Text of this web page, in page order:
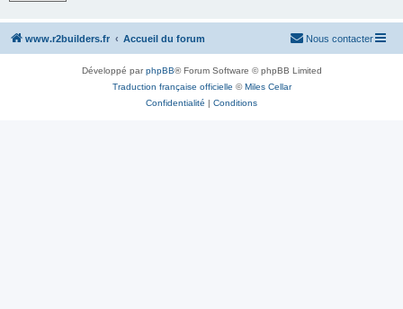
www.r2builders.fr Accueil du forum Nous contacter
Développé parphpBB® Forum Software © phpBB Limited
Traduction française officielle ©Miles Cellar
Confidentialité | Conditions